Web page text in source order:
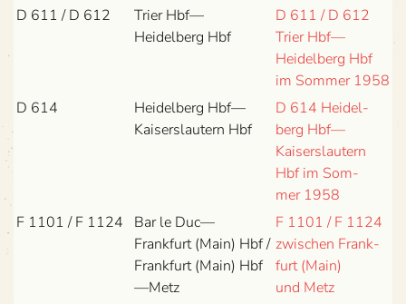
D 611 / D 612
Trier Hbf—
Heidelberg Hbf
D 611 / D 612
Trier Hbf—
Heidelberg Hbf
im Som­mer 1958
D 614
Hei­del­berg Hbf—
Kaiserslautern Hbf
D 614 Hei­del­
berg Hbf—
Kaiserslautern
Hbf im Som­
mer 1958
F 1101 / F 1124
Bar le Duc—
Frankfurt (Main) Hbf /
Frank­furt (Main) Hbf
—Metz
F 1101 / F 1124
zwi­schen Frank­
furt (Main)
und Metz